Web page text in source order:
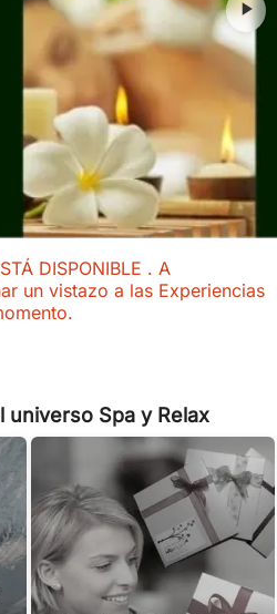
DISPONIBLE . A
un vistazo a las Experiencias
universo Spa y Relax